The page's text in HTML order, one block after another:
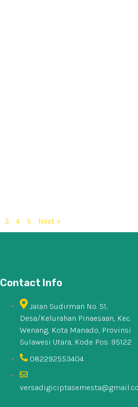
3 4 5 Next »
Contact Info
Jalan Sudirman No. 51,
Desa/Kelurahan Pinaesaan, Kec.
Wenang, Kota Manado, Provinsi
Sulawesi Utara, Kode Pos: 95122
082292553404